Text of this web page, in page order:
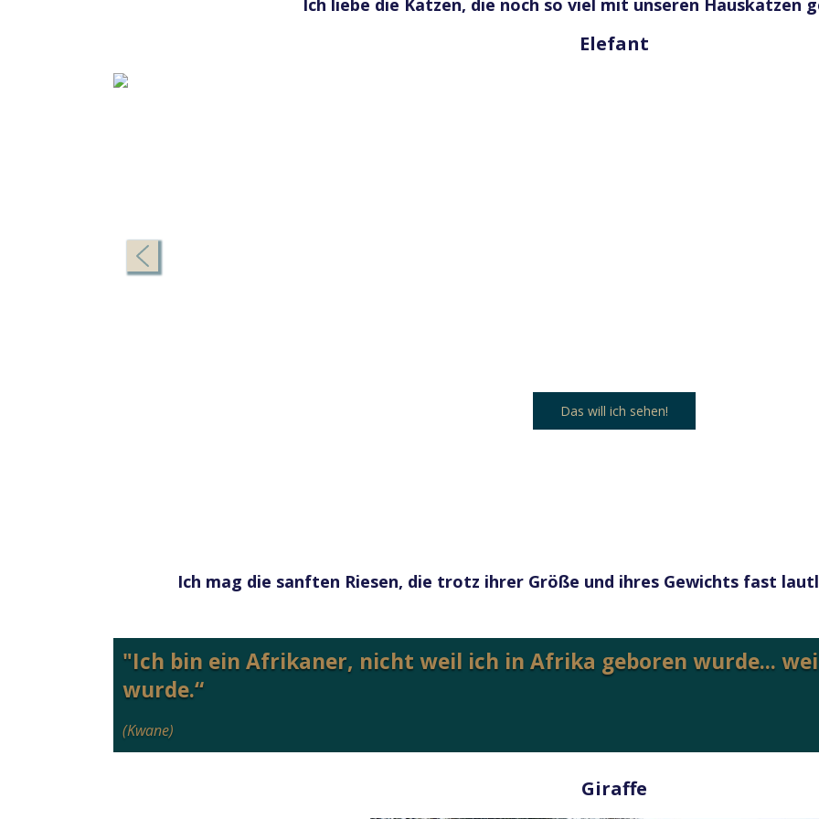
Ich liebe die Katzen, die noch so viel mit unseren Hauskatzen
Elefant
Das will ich sehen!
Ich mag die sanften Riesen, die trotz ihrer Größe und ihres Gewichts fast
"Ich bin ein Afrikaner, nicht weil ich in Afrika geboren wurde...
wurde.“
(Kwane)
Giraffe